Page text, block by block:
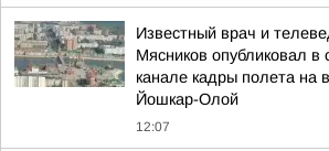
Известный врач и
Мясников опубликовал в
канале кадры полета на
Йошкар-Олой
12:07